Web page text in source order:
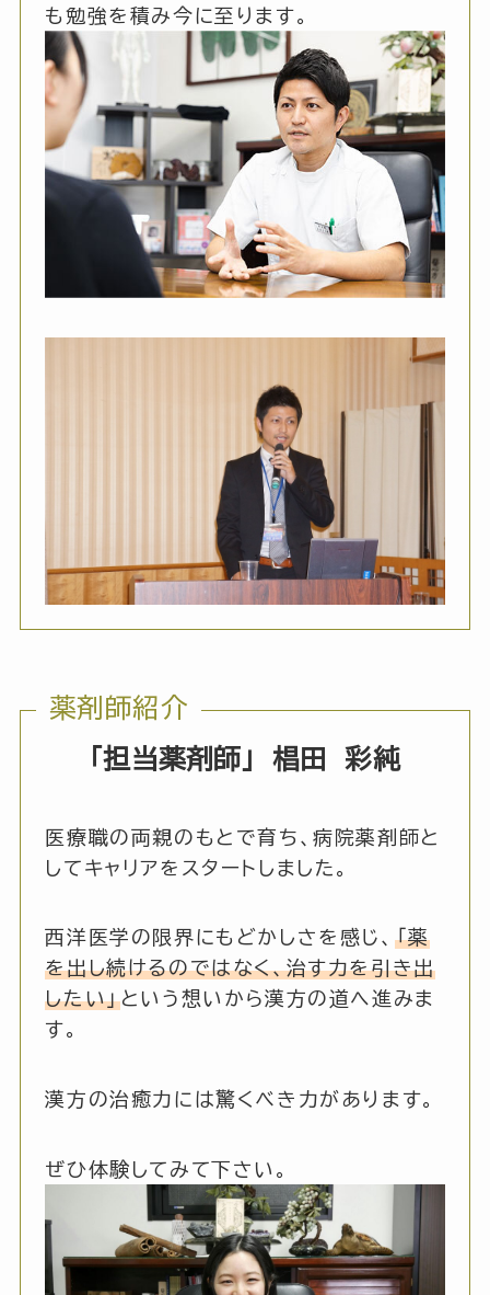
も勉強を積み今に至ります。
薬剤師紹介
「担当薬剤師」 椙田 彩純
医療職の両親のもとで育ち、病院薬剤師と
してキャリアをスタートしました。
西洋医学の限界にもどかしさを感じ、 「薬
を出し続けるのではなく、治す力を引き出
したい」という想いから漢方の道へ進みま
す。
漢方の治癒力には驚くべき力があります。
ぜひ体験してみて下さい。